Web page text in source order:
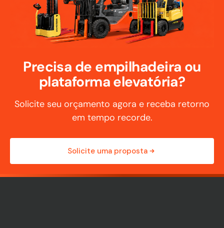
Precisa de empilhadeira ou
plataforma elevatória?
Solicite seu orçamento agora e receba retorno
em tempo recorde.
Solicite uma proposta